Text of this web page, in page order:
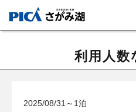
利用人数
2025/08/31～1泊